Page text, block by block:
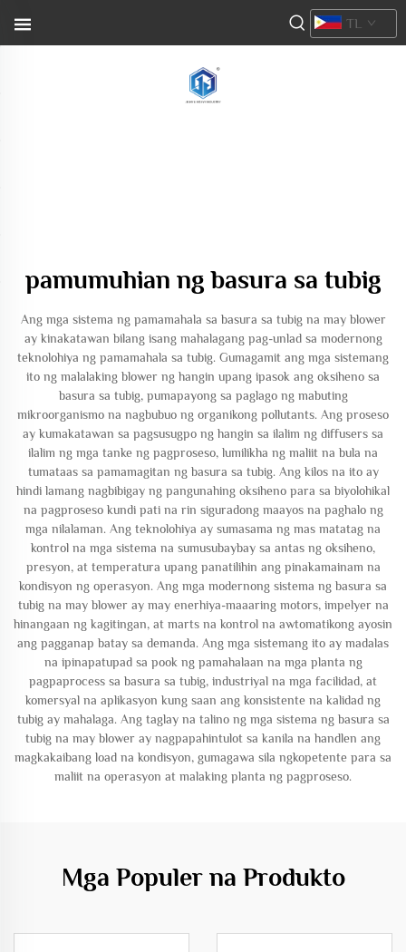
TL
pamumuhian ng basura sa tubig
Ang mga sistema ng pamamahala sa basura sa tubig na may blower
ay kinakatawan bilang isang mahalagang pag-unlad sa modernong
teknolohiya ng pamamahala sa tubig. Gumagamit ang mga sistemang
ito ng malalaking blower ng hangin upang ipasok ang oksiheno sa
basura sa tubig, pumapayong sa paglago ng mabuting
mikroorganismo na nagbubuo ng organikong pollutants. Ang proseso
ay kumakatawan sa pagsusugpo ng hangin sa ilalim ng diffusers sa
ilalim ng mga tanke ng pagproseso, lumilikha ng maliit na bula na
tumataas sa pamamagitan ng basura sa tubig. Ang kilos na ito ay
hindi lamang nagbibigay ng pangunahing oksiheno para sa biyolohikal
na pagproseso kundi pati na rin siguradong maayos na paghalo ng
mga nilalaman. Ang teknolohiya ay sumasama ng mas matatag na
kontrol na mga sistema na sumusubaybay sa antas ng oksiheno,
presyon, at temperatura upang panatilihin ang pinakamainam na
kondisyon ng operasyon. Ang mga modernong sistema ng basura sa
tubig na may blower ay may enerhiya-maaaring motors, impelyer na
hinangaan ng kagitingan, at marts na kontrol na awtomatikong ayosin
ang pagganap batay sa demanda. Ang mga sistemang ito ay madalas
na ipinapatupad sa pook ng pamahalaan na mga planta ng
pagpaprocess sa basura sa tubig, industriyal na mga facilidad, at
komersyal na aplikasyon kung saan ang konsistente na kalidad ng
tubig ay mahalaga. Ang taglay na talino ng mga sistema ng basura sa
tubig na may blower ay nagpapahintulot sa kanila na handlen ang
magkakaibang load na kondisyon, gumagawa sila ngkopetente para sa
maliit na operasyon at malaking planta ng pagproseso.
Mga Populer na Produkto